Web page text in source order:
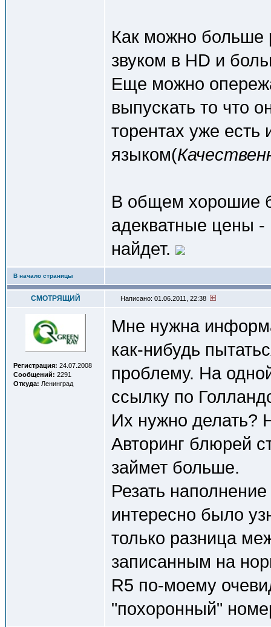
Как можно больше
звуком в HD и
Еще можно
выпускать то что
торентах уже есть
языком(
В общем хорошие
адекватные цены -
найдет.
В начало страницы
СМОТРЯЩИЙ Написано: 01.06.2011, 22:38
Регистрация: 24.07.2008
Сообщений: 2291
Откуда: Ленинград
Мне нужна
как-нибудь
проблему. На
ссылку по
Их нужно делать?
Авторинг блюрей
займет больше.
Резать
интересно было
только разница
записанным на
R5 по-моему
"похоронный"